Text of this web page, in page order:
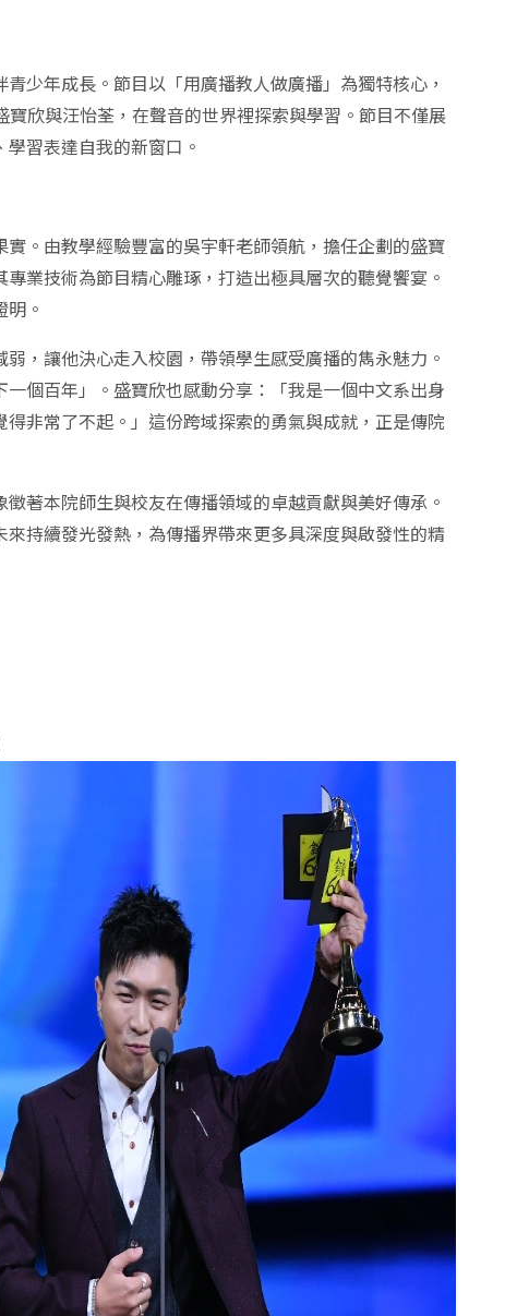
少年成長。節目以「用廣播教人做廣播」為獨特核心，
欣與汪怡荃，在聲音的世界裡探索與學習。節目不僅展
習表達自我的新窗口。
。由教學經驗豐富的吳宇軒老師領航，擔任企劃的盛寶
業技術為節目精心雕琢，打造出極具層次的聽覺饗宴。
。
，讓他決心走入校園，帶領學生感受廣播的雋永魅力。
個百年」。盛寶欣也感動分享：「我是一個中文系出身
非常了不起。」這份跨域探索的勇氣與成就，正是傳院
著本院師生與校友在傳播領域的卓越貢獻與美好傳承。
持續發光發熱，為傳播界帶來更多具深度與啟發性的精